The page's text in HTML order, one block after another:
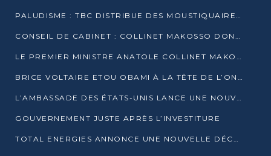
PALUDISME : TBC DISTRIBUE DES MOUSTIQUAIRES DANS DEUX CSI DE BRAZZAVILLE
CONSEIL DE CABINET : COLLINET MAKOSSO DONNE SES DERNIÈRES ORIENTATIONS
LE PREMIER MINISTRE ANATOLE COLLINET MAKOSSO DÉMISSIONNE AVEC SON GOUVERNEMENT
BRICE VOLTAIRE ETOU OBAMI À LA TÊTE DE L’ONEC-C POUR TROIS ANS
L’AMBASSADE DES ÉTATS-UNIS LANCE UNE NOUVELLE COHORTE DU PROGRAMME ACCESS MICRO-SCHOLARSHIP
GOUVERNEMENT JUSTE APRÈS L’INVESTITURE
TOTAL ENERGIES ANNONCE UNE NOUVELLE DÉCOUVERTE D’HYDROCARBURES SUR LE PERMIS MOHO AU LARGE DU CONGO